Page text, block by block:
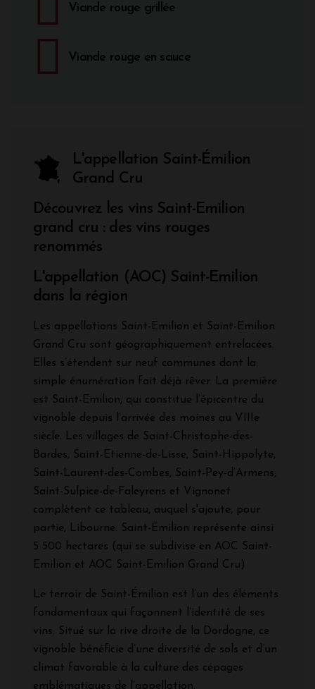
Viande rouge grillée
Viande rouge en sauce
L'appellation Saint-Émilion
Grand Cru
Découvrez les vins Saint-Emilion
grand cru : des vins rouges
renommés
L'appellation (AOC) Saint-Emilion
dans la région
Les appellations Saint-Emilion et Saint-Emilion
Grand Cru sont géographiquement entrelacées.
Elles s’étendent sur neuf communes dont la
simple énumération fait déjà rêver. La première
est Saint-Emilion, qui constitue l’épicentre du
vignoble depuis l’arrivée des moines au VIIIe
siècle. Les villages de Saint-Christophe-des-
Bardes, Saint-Etienne-de-Lisse, Saint-Hippolyte,
Saint-Laurent-des-Combes, Saint-Pey-d’Armens,
Saint-Sulpice-de-Faleyrens et Vignonet
complètent ce tableau, auquel s'ajoute, pour
partie, Libourne. Saint-Emilion représente ainsi
5 500 hectares (qui se subdivise en AOC Saint-
Emilion et AOC Saint-Emilion Grand Cru)
Le terroir de Saint-Émilion est l’un des éléments
fondamentaux qui façonnent l’identité de ses
vins. Situé sur la rive droite de la Dordogne, ce
vignoble bénéficie d’une diversité de sols et d’un
climat favorable à la culture des cépages
emblématiques de l’appellation.